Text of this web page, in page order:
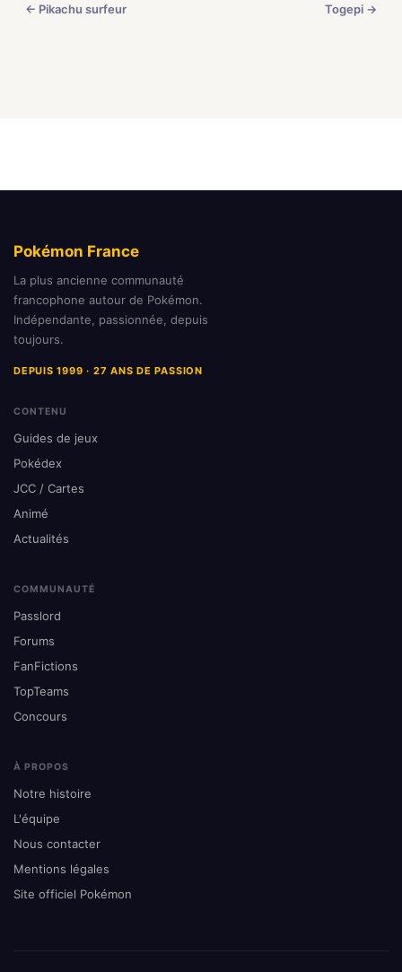
← Pikachu surfeur Togepi →
Pokémon France
La plus ancienne communauté
francophone autour de Pokémon.
Indépendante, passionnée, depuis
toujours.
DEPUIS 1999 · 27 ANS DE PASSION
CONTENU
Guides de jeux
Pokédex
JCC / Cartes
Animé
Actualités
COMMUNAUTÉ
Passlord
Forums
FanFictions
TopTeams
Concours
À PROPOS
Notre histoire
L'équipe
Nous contacter
Mentions légales
Site officiel Pokémon